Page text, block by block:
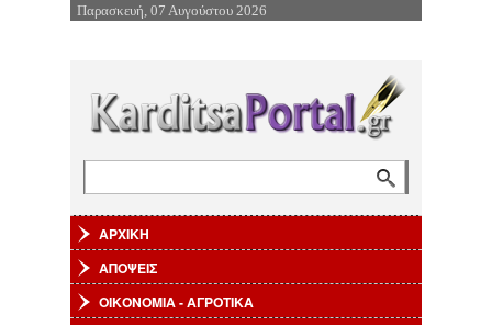
Επιστροφή στην Πλοήγηση
Παρασκευή, 07 Αυγούστου 2026
ΑΡΧΙΚΗ
ΑΠΟΨΕΙΣ
ΟΙΚΟΝΟΜΙΑ - ΑΓΡΟΤΙΚΑ